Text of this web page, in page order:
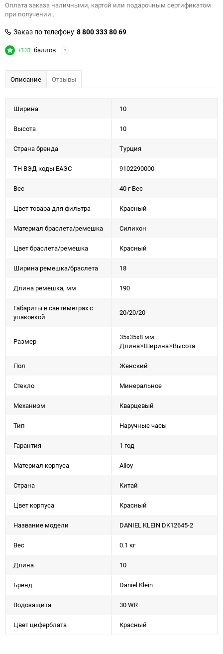
Оплата заказа наличными, картой или подарочным сертификатом
при получении..
Заказ по телефону 8 800 333 80 69
+131 баллов ?
Описание Отзывы
Ширина 10
Высота 10
Страна бренда Турция
ТН ВЭД коды ЕАЭС 9102290000
Вес 40 г Вес
Цвет товара для фильтра Красный
Материал браслета/ремешка Силикон
Цвет браслета/ремешка Красный
Ширина ремешка/браслета 18
Длина ремешка, мм 190
Габариты в сантиметрах с
упаковкой
20/20/20
Размер
35x35x8 мм
Длина×Ширина×Высота
Пол Женский
Стекло Минеральное
Механизм Кварцевый
Тип Наручные часы
Гарантия 1 год
Материал корпуса Alloy
Страна Китай
Цвет корпуса Красный
Название модели DANIEL KLEIN DK12645-2
Вес 0.1 кг
Длина 10
Бренд Daniel Klein
Водозащита 30 WR
Цвет циферблата Красный